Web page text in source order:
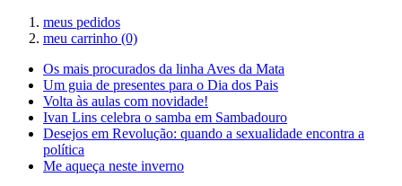
meus pedidos
meu carrinho (0)
Os mais procurados da linha Aves da Mata
Um guia de presentes para o Dia dos Pais
Volta às aulas com novidade!
Ivan Lins celebra o samba em Sambadouro
Desejos em Revolução: quando a sexualidade encontra a
política
Me aqueça neste inverno